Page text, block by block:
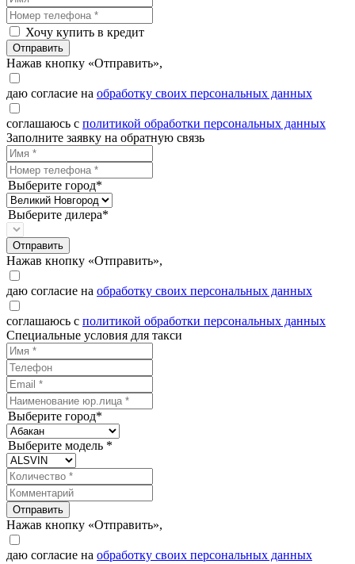
Хочу купить в кредит
Отправить
Нажав кнопку «Отправить»,
даю согласие на обработку своих персональных данных
соглашаюсь с политикой обработки персональных данных
Заполните заявку на обратную связь
Выберите город*
Выберите дилера*
Отправить
Нажав кнопку «Отправить»,
даю согласие на обработку своих персональных данных
соглашаюсь с политикой обработки персональных данных
Специальные условия для такси
Выберите город*
Выберите модель *
Отправить
Нажав кнопку «Отправить»,
даю согласие на обработку своих персональных данных